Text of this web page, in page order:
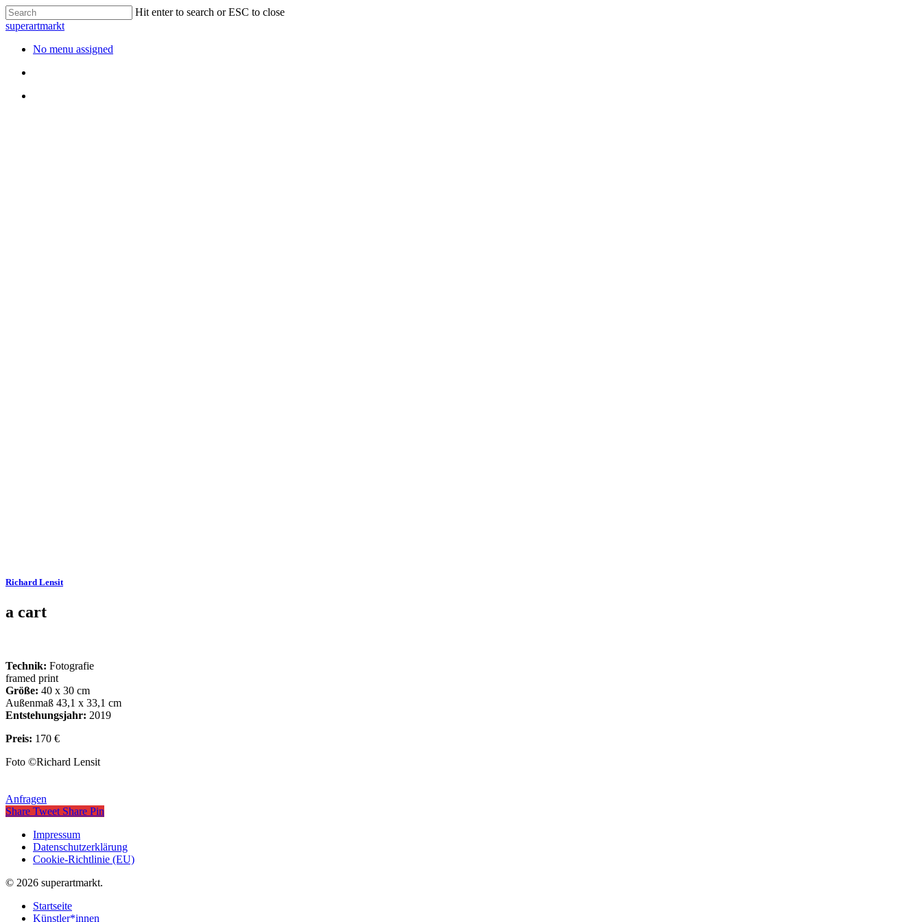
Hit enter to search or ESC to close
superartmarkt
No menu assigned
Richard Lensit
a cart
Technik: Fotografie
framed print
Größe: 40 x 30 cm
Außenmaß 43,1 x 33,1 cm
Entstehungsjahr: 2019
Preis: 170 €
Foto ©Richard Lensit
Anfragen
Share Tweet Share Pin
Impressum
Datenschutzerklärung
Cookie-Richtlinie (EU)
© 2026 superartmarkt.
Startseite
Künstler*innen